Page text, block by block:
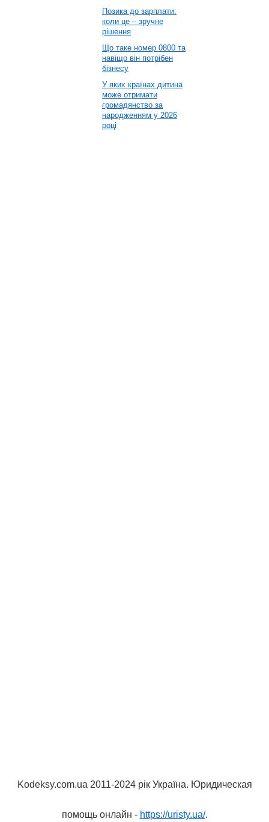
Позика до зарплати:
коли це – зручне
рішення
Що таке номер 0800 та
навіщо він потрібен
бізнесу
У яких країнах дитина
може отримати
громадянство за
народженням у 2026
році
Kodeksy.com.ua 2011-2024 рік Україна. Юридическая
помощь онлайн - https://uristy.ua/.